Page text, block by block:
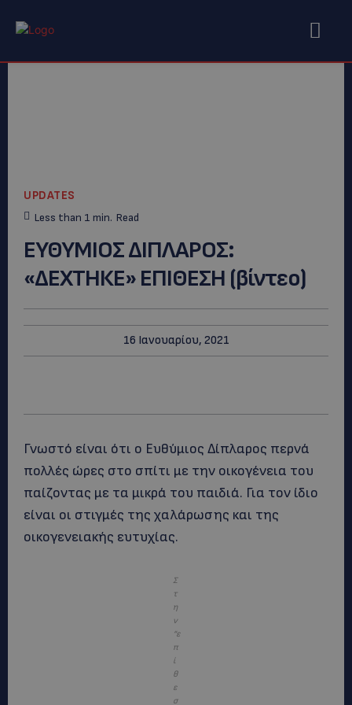
UPDATES
Less than 1 min. Read
ΕΥΘΥΜΙΟΣ ΔΙΠΛΑΡΟΣ:
«ΔΕΧΤΗΚΕ» ΕΠΙΘΕΣΗ (βίντεο)
16 Ιανουαρίου, 2021
Γνωστό είναι ότι ο Ευθύμιος Δίπλαρος περνά
πολλές ώρες στο σπίτι με την οικογένεια του
παίζοντας με τα μικρά του παιδιά. Για τον ίδιο
είναι οι στιγμές της χαλάρωσης και της
οικογενειακής ευτυχίας.
Σ
τ
η
ν
“ε
π
ί
θ
ε
σ